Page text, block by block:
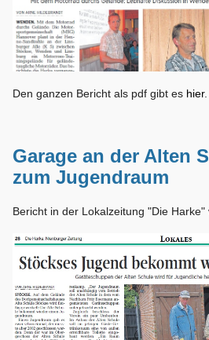
Den ganzen Bericht als pdf gibt es hier.
Garage an der Alten
zum Jugendraum
Bericht in der Lokalzeitung "Die